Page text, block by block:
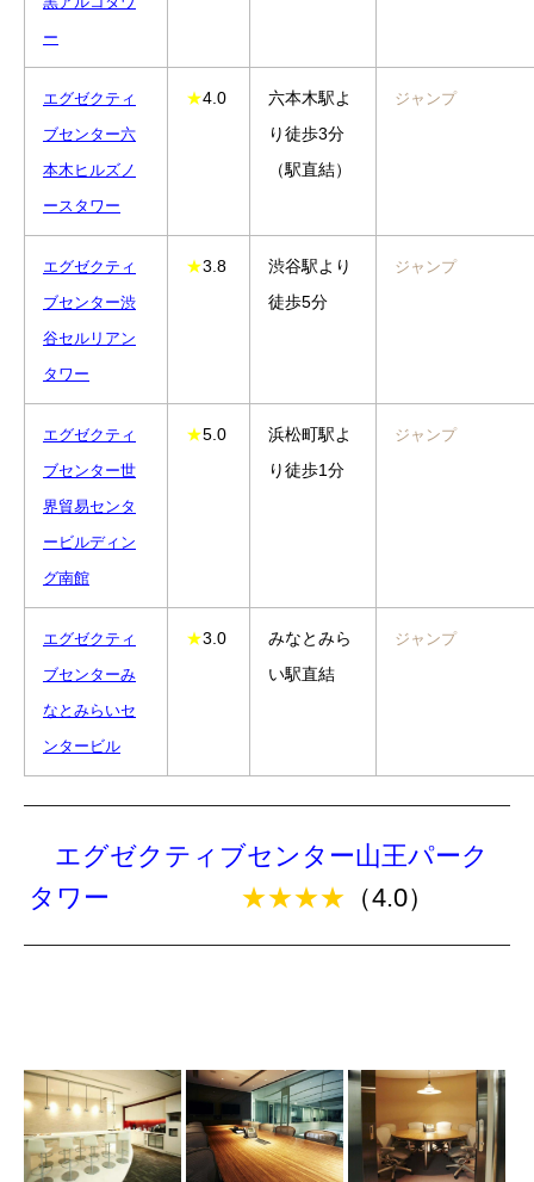
ー
エグゼクティ
ブセンター六
本木ヒルズノ
ースタワー
★4.0
六本木駅よ
り徒歩3分
（駅直結）
ジャンプ
エグゼクティ
ブセンター渋
谷セルリアン
タワー
★3.8
渋谷駅より
徒歩5分
ジャンプ
エグゼクティ
ブセンター世
界貿易センタ
ービルディン
グ南館
★5.0
浜松町駅よ
り徒歩1分
ジャンプ
エグゼクティ
ブセンターみ
なとみらいセ
ンタービル
★3.0
みなとみら
い駅直結
ジャンプ
エグゼクティブセンター山王パーク
タワー
★★★★ （4.0）